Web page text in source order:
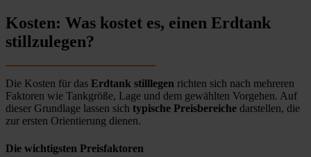
Kosten: Was kostet es, einen Erdtank
stillzulegen?
Die Kosten für das Erdtank stilllegen richten sich nach mehreren
Faktoren wie Tankgröße, Lage und dem gewählten Vorgehen. Auf
dieser Grundlage lassen sich typische Preisbereiche darstellen, die
zur ersten Orientierung dienen.
Die wichtigsten Preisfaktoren